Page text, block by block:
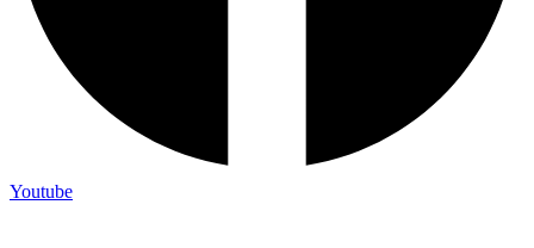
Youtube